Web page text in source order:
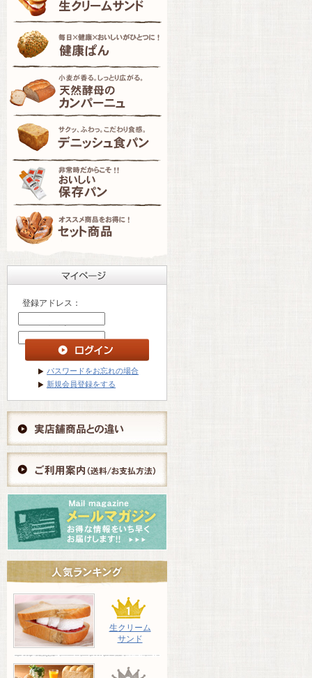
登録アドレス：
パスワードをお忘れの場合
新規会員登録をする
生クリーム
サンド